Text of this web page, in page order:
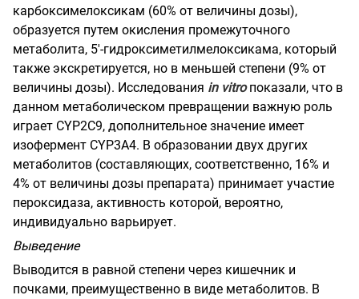
карбоксимелоксикам (60% от величины дозы),
образуется путем окисления промежуточного
метаболита, 5'-гидроксиметилмелоксикама, который
также экскретируется, но в меньшей степени (9% от
величины дозы). Исследования in vitro показали, что в
данном метаболическом превращении важную роль
играет CYP2C9, дополнительное значение имеет
изофермент CYP3A4. В образовании двух других
метаболитов (составляющих, соответственно, 16% и
4% от величины дозы препарата) принимает участие
пероксидаза, активность которой, вероятно,
индивидуально варьирует.
Выведение
Выводится в равной степени через кишечник и
почками, преимущественно в виде метаболитов. В